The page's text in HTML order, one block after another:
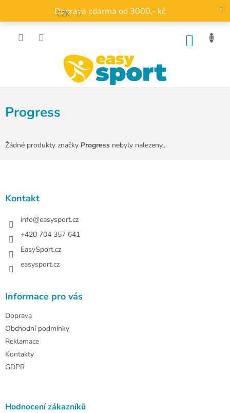
obsah
Doprava zdarma od 3000,- kč
CZK
Progress
Žádné produkty značky Progress nebyly nalezeny...
Kontakt
info@easysport.cz
+420 704 357 641
EasySport.cz
easysport.cz
Informace pro vás
Doprava
Obchodní podmínky
Reklamace
Kontakty
GDPR
Hodnocení zákazníků